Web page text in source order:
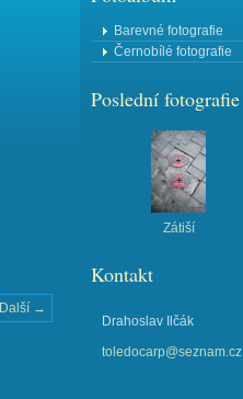
Další →
Barevné fotografie
Černobílé fotografie
Poslední fotografie
Zátiší
Kontakt
Drahoslav Ilčák
toledocarp@seznam.cz